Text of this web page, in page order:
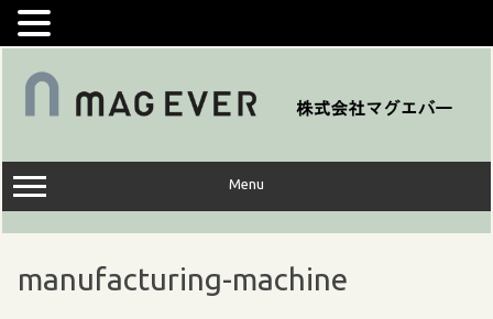
コ
キ
ッ
プ
Menu
manufacturing-machine